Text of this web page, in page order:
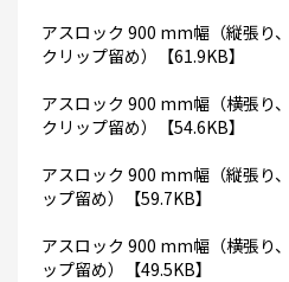
アスロック 900 mm幅（縦張り
クリップ留め）【61.9KB】
アスロック 900 mm幅（横張り
クリップ留め）【54.6KB】
アスロック 900 mm幅（縦張り
ップ留め）【59.7KB】
アスロック 900 mm幅（横張り
ップ留め）【49.5KB】